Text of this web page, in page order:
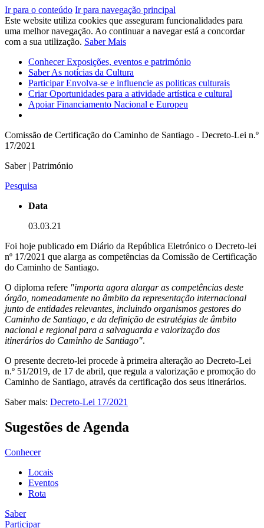
Ir para o conteúdo Ir para navegação principal
Este website utiliza cookies que asseguram funcionalidades para
uma melhor navegação. Ao continuar a navegar está a concordar
com a sua utilização. Saber Mais
ConhecerExposições, eventos e património
SaberAs notícias da Cultura
ParticiparEnvolva-se e influencie as politicas culturais
CriarOportunidades para a atividade artística e cultural
ApoiarFinanciamento Nacional e Europeu
Comissão de Certificação do Caminho de Santiago - Decreto-Lei n.º
17/2021
Saber | Património
Pesquisa
Data
03.03.21
Foi hoje publicado em Diário da República Eletrónico o Decreto-lei
nº 17/2021 que alarga as competências da Comissão de Certificação
do Caminho de Santiago.
O diploma refere "importa agora alargar as competências deste
órgão, nomeadamente no âmbito da representação internacional
junto de entidades relevantes, incluindo organismos gestores do
Caminho de Santiago, e da definição de estratégias de âmbito
nacional e regional para a salvaguarda e valorização dos
itinerários do Caminho de Santiago".
O presente decreto-lei procede à primeira alteração ao Decreto-Lei
n.º 51/2019, de 17 de abril, que regula a valorização e promoção do
Caminho de Santiago, através da certificação dos seus itinerários.
Saber mais: Decreto-Lei 17/2021
Sugestões de Agenda
Conhecer
Locais
Eventos
Rota
Saber
Participar